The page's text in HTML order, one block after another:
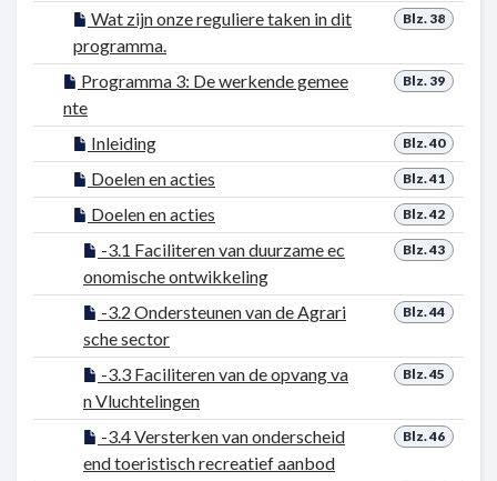
Blz. 38
Wat zijn onze reguliere taken in dit
programma.
Blz. 39
Programma 3: De werkende gemee
nte
Blz. 40
Inleiding
Blz. 41
Doelen en acties
Blz. 42
Doelen en acties
Blz. 43
-3.1 Faciliteren van duurzame ec
onomische ontwikkeling
Blz. 44
-3.2 Ondersteunen van de Agrari
sche sector
Blz. 45
-3.3 Faciliteren van de opvang va
n Vluchtelingen
Blz. 46
-3.4 Versterken van onderscheid
end toeristisch recreatief aanbod